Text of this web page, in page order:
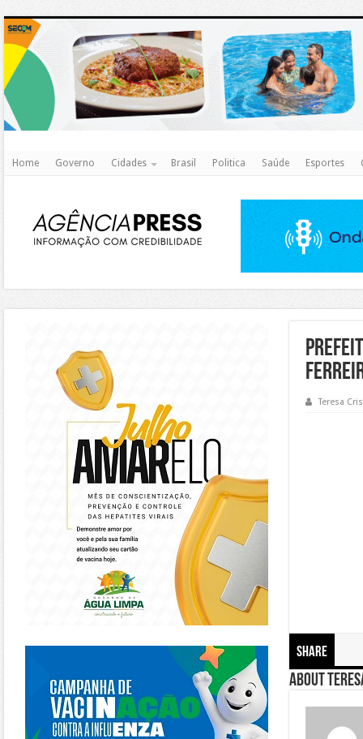
Home Governo Cidades Brasil Politica Saúde Esportes
Teresa
Share
About
https://piracanjuba.go.gov.br/